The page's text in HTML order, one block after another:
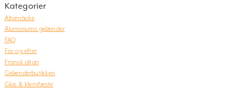
Kategorier
Altanräcke
Aluminiums gelænder
FAQ
Før og efter
Fransk altan
Gelænderbutikken
Glas & klemfæste